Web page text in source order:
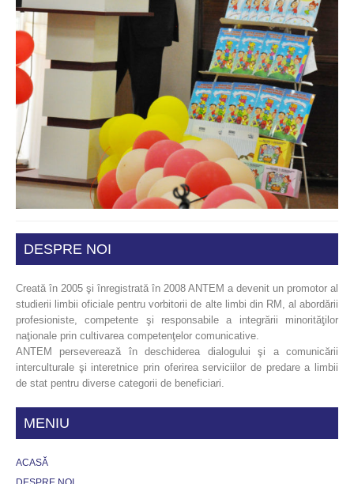
DESPRE NOI
Creată în 2005 şi înregistrată în 2008 ANTEM a devenit un promotor al
studierii limbii oficiale pentru vorbitorii de alte limbi din RM, al abordării
profesioniste, competente şi responsabile a integrării minorităţilor
naţionale prin cultivarea competenţelor comunicative.
ANTEM perseverează în deschiderea dialogului şi a comunicării
interculturale şi interetnice prin oferirea serviciilor de predare a limbii
de stat pentru diverse categorii de beneficiari.
MENIU
ACASĂ